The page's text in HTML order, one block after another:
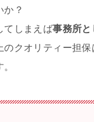
か？
てしまえば事務所と
のクオリティー担